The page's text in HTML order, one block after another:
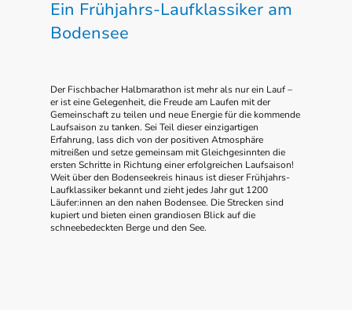
Ein Frühjahrs-Laufklassiker am
Bodensee
Der Fischbacher Halbmarathon ist mehr als nur ein Lauf –
er ist eine Gelegenheit, die Freude am Laufen mit der
Gemeinschaft zu teilen und neue Energie für die kommende
Laufsaison zu tanken. Sei Teil dieser einzigartigen
Erfahrung, lass dich von der positiven Atmosphäre
mitreißen und setze gemeinsam mit Gleichgesinnten die
ersten Schritte in Richtung einer erfolgreichen Laufsaison!
Weit über den Bodenseekreis hinaus ist dieser Frühjahrs-
Laufklassiker bekannt und zieht jedes Jahr gut 1200
Läufer:innen an den nahen Bodensee. Die Strecken sind
kupiert und bieten einen grandiosen Blick auf die
schneebedeckten Berge und den See.